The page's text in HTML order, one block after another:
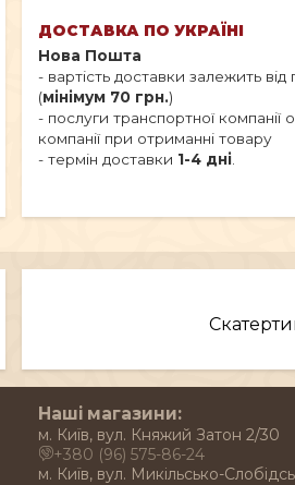
ДОСТАВКА ПО УКРАЇНІ
Нова Пошта
- вартість доставки залежить
(мінімум 70 грн.)
- послуги транспортної
компанії при отриманні товару
- термін доставки 1-4 дні
Наші магазини:
м. Київ, вул. Княжий Затон 2/30
+380 (96) 575-86-24
м. Київ, вул. Микільсько-